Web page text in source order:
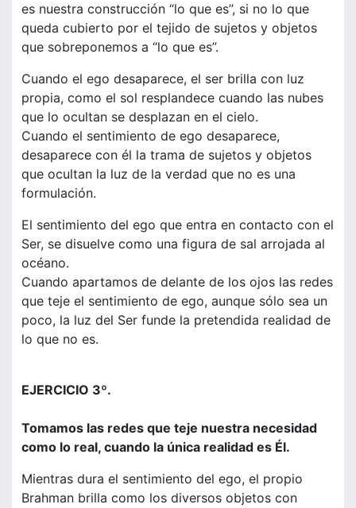
es nuestra construcción “lo que es”, si no lo que
queda cubierto por el tejido de sujetos y objetos
que sobreponemos a “lo que es”.
Cuando el ego desaparece, el ser brilla con luz
propia, como el sol resplandece cuando las nubes
que lo ocultan se desplazan en el cielo.
Cuando el sentimiento de ego desaparece,
desaparece con él la trama de sujetos y objetos
que ocultan la luz de la verdad que no es una
formulación.
El sentimiento del ego que entra en contacto con el
Ser, se disuelve como una figura de sal arrojada al
océano.
Cuando apartamos de delante de los ojos las redes
que teje el sentimiento de ego, aunque sólo sea un
poco, la luz del Ser funde la pretendida realidad de
lo que no es.
EJERCICIO 3º.
Tomamos las redes que teje nuestra necesidad
como lo real, cuando la única realidad es Él.
Mientras dura el sentimiento del ego, el propio
Brahman brilla como los diversos objetos con